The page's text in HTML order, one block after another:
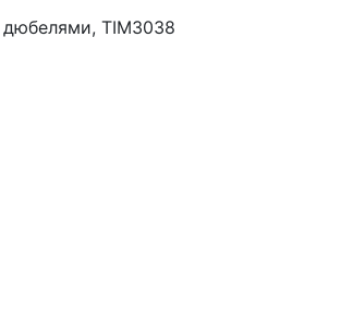
TIM3038